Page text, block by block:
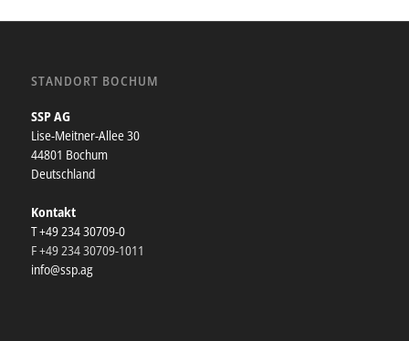
STANDORT BOCHUM
SSP AG
Lise-Meitner-Allee 30
44801 Bochum
Deutschland
Kontakt
T +49 234 30709-0
F +49 234 30709-1011
info@ssp.ag